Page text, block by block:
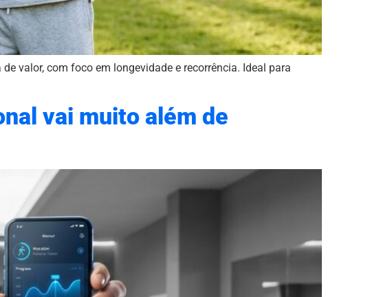
valor, com foco em longevidade e recorrência. Ideal para
vai muito além de